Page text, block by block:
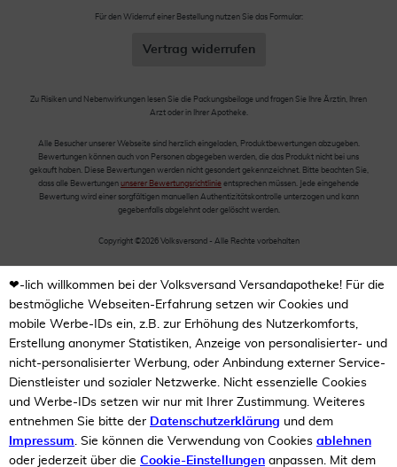
Für den Widerruf einer Bestellung nutzen Sie das Formular:
Vertrag widerrufen
Zu Risiken und Nebenwirkungen lesen Sie die Packungsbeilage und fragen Sie Ihre Ärztin, Ihren
Arzt oder in Ihrer Apotheke.
Alle Besucher unserer Webseite sind herzlich eingeladen, Produktbewertungen abzugeben.
Bewertungen können auch von Personen abgegeben werden, die das Produkt nicht bei uns
gekauft haben. Diese Bewertungen werden nicht gesondert gekennzeichnet. Bitte beachten Sie,
dass alle Bewertungen unserer Bewertungsrichtlinie entsprechen müssen. Jede eingehende
Bewertung wird einer sorgfältigen manuellen Authentizitätskontrolle unterzogen und kann
gegebenfalls abgelehnt oder gelöscht werden.
Copyright ©2026 Volksversand - Alle Rechte vorbehalten
❤-lich willkommen bei der Volksversand Versandapotheke! Für die
bestmögliche Webseiten-Erfahrung setzen wir Cookies und
mobile Werbe-IDs ein, z.B. zur Erhöhung des Nutzerkomforts,
Erstellung anonymer Statistiken, Anzeige von personalisierter- und
nicht-personalisierter Werbung, oder Anbindung externer Service-
Dienstleister und sozialer Netzwerke. Nicht essenzielle Cookies
und Werbe-IDs setzen wir nur mit Ihrer Zustimmung. Weiteres
entnehmen Sie bitte der Datenschutzerklärung und dem
Impressum. Sie können die Verwendung von Cookies ablehnen
oder jederzeit über die Cookie-Einstellungen anpassen. Mit dem